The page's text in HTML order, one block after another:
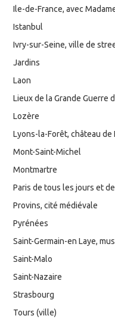
Ile-de-France, avec
Istanbul
Ivry-sur-Seine, ville de
Jardins
Laon
Lieux de la Grande Guerre
Lozère
Lyons-la-Forêt, château
Mont-Saint-Michel
Montmartre
Paris de tous les jours et
Provins, cité médiévale
Pyrénées
Saint-Germain-en Laye,
Saint-Malo
Saint-Nazaire
Strasbourg
Tours (ville)